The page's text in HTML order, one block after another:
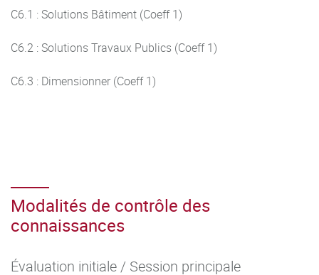
C6.1 : Solutions Bâtiment (Coeff 1)
C6.2 : Solutions Travaux Publics (Coeff 1)
C6.3 : Dimensionner (Coeff 1)
Modalités de contrôle des
connaissances
Évaluation initiale / Session principale